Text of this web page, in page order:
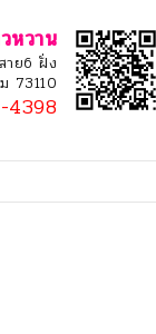
หวาน
าย6 ฝั่ง
73110
4398